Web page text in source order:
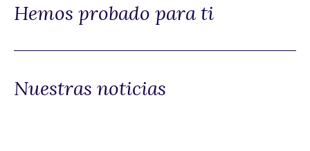
Hemos probado para ti
Nuestras noticias